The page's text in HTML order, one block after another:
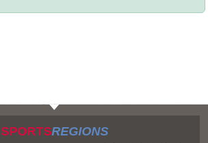
SPORTSREGIONS